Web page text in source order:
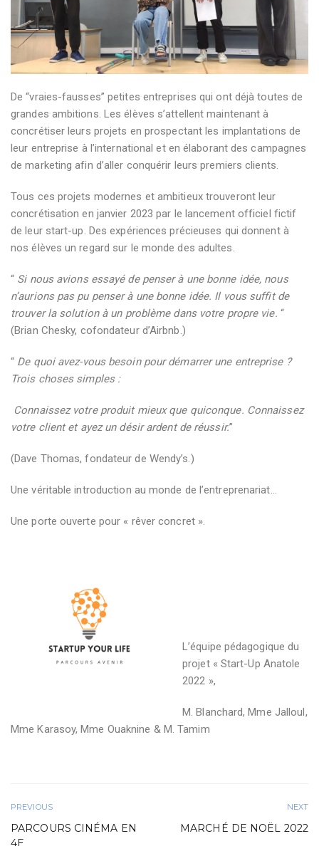
De “vraies-fausses” petites entreprises qui ont déjà toutes de
grandes ambitions. Les élèves s’attellent maintenant à
concrétiser leurs projets en prospectant les implantations de
leur entreprise à l’international et en élaborant des campagnes
de marketing afin d’aller conquérir leurs premiers clients.
Tous ces projets modernes et ambitieux trouveront leur
concrétisation en janvier 2023 par le lancement officiel fictif
de leur start-up. Des expériences précieuses qui donnent à
nos élèves un regard sur le monde des adultes.
“ Si nous avions essayé de penser à une bonne idée, nous
n’aurions pas pu penser à une bonne idée. Il vous suffit de
trouver la solution à un problème dans votre propre vie. “
(Brian Chesky, cofondateur d’Airbnb.)
“ De quoi avez-vous besoin pour démarrer une entreprise ?
Trois choses simples :
Connaissez votre produit mieux que quiconque. Connaissez
votre client et ayez un désir ardent de réussir.”
(Dave Thomas, fondateur de Wendy’s.)
Une véritable introduction au monde de l’entreprenariat…
Une porte ouverte pour « rêver concret ».
L’équipe pédagogique du
projet « Start-Up Anatole
2022 »,
M. Blanchard, Mme Jalloul,
Mme Karasoy, Mme Ouaknine & M. Tamim
PREVIOUS
PARCOURS CINÉMA EN
4E
NEXT
MARCHÉ DE NOËL 2022